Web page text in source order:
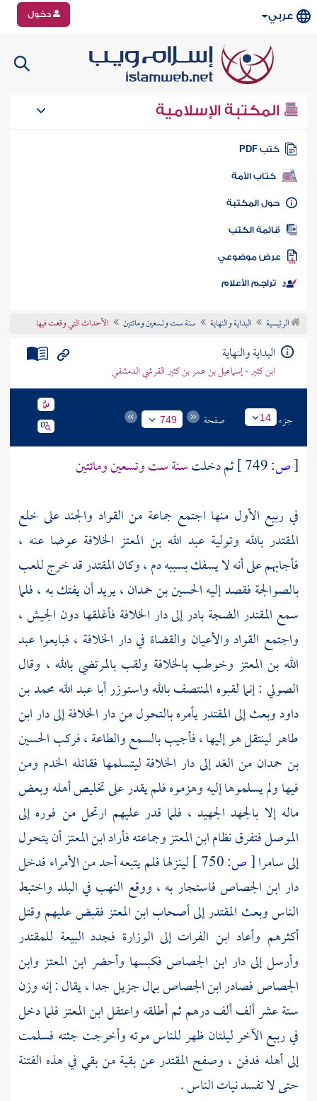
عربي دخول
المكتبة الإسلامية
كتب PDF
كتاب الأمة
المكتبة
الكتب
موضوعي
تراجم الأعلام
الرئيسية البداية والنهاية سنة ست وتسعين ومائتين الأحداث التي وقعت فيها
البداية والنهاية
ابن كثير - إسماعيل بن عمر بن كثير القرشي الدمشقي
جزء 14 صفحة 749
[ص: ثم دخلتسنة ست وتسعين ومائتين
في ربيع الأول منها اجتمع جماعة من القواد والجند على خلع
المقتدر بالله وتوليةعبد الله بن المعتز الخلافة عوضا عنه ،
فأجابهم على أنه لا يسفك بسببه دم ، وكانالمقتدرقد خرج للعب
بالصوالجة فقصد إليهالحسين بن حمدان ،يريد أن يفتك به ، فلما
سمع المقتدرالضجة بادر إلى دار الخلافة فأغلقها دون الجيش ،
واجتمع القواد والأعيان والقضاة في دار الخلافة ، فبايعوا عبد
الله بن المعتز وخوطب بالخلافة ولقببالمرتضي بالله ، وقال
الصولي : إنما لقبوه المنتصف باللهواستوزرأبا عبد الله محمد بن
داودوبعث إلىالمقتدريأمره بالتحول من دار الخلافة إلى دارابن
طاهرلينتقل هو إليها ، فأجيب بالسمع والطاعة ، فركبالحسين
بن حمدان من الغد إلى دار الخلافة ليتسلمها فقاتله الخدم ومن
فيها ولم يسلموها إليه وهزموه فلم يقدر على تخليص أهله وبعض
ماله إلا بالجهد الجهيد ، فلما قدر عليهم ارتحل من فوره إلى
الموصلفتفرق نظامابن المعتزوجماعته فأرادابن المعتزأن يتحول
إلىسامرا[ص:
لينزلها فلم يتبعه أحد من الأمراء فدخل
دار ابن الجصاصفاستجار به ، ووقع النهب في البلد واختبط
الناس وبعث المقتدرإلى أصحابابن المعتزفقبض عليهم وقتل
أكثرهم وأعاد ابن الفراتإلى الوزارة فجدد البيعة للمقتدر
وأرسل إلى دار ابن الجصاصفكبسها وأحضر ابن المعتز وابن
الجصاصفصادرابن الجصاصبمال جزيل جدا ، يقال : إنه وزن
ستة عشر ألف ألف درهم ثم أطلقه واعتقلابن المعتزفلما دخل
في ربيع الآخر ليلتان ظهر للناس موته وأخرجت جثته فسلمت
إلى أهله فدفن ، وصفح المقتدرعن بقية من بقي في هذه الفتنة
حتى لا تفسد نيات الناس .